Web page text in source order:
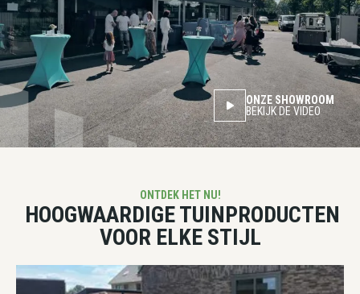
ONZE SHOWROOM
BEKIJK DE VIDEO
ONTDEK HET NU!
HOOGWAARDIGE TUINPRODUCTEN
VOOR ELKE STIJL